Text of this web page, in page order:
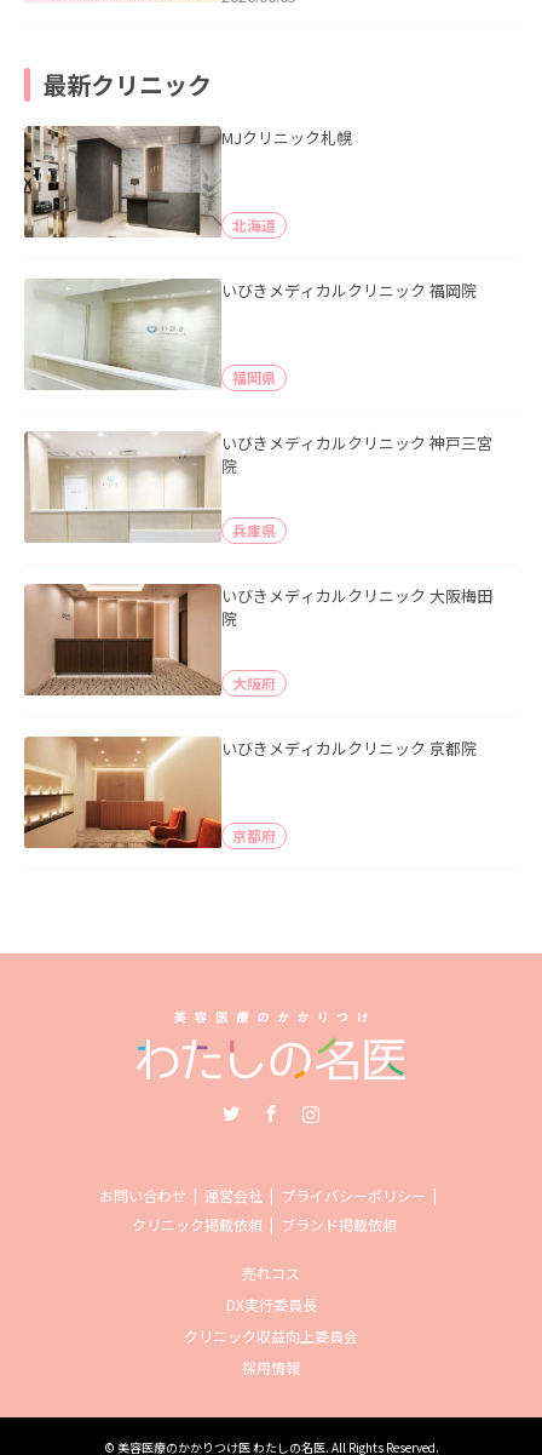
最新クリニック
MJクリニック札幌
北海道
いびきメディカルクリニック 福岡院
福岡県
いびきメディカルクリニック 神戸三宮
院
兵庫県
いびきメディカルクリニック 大阪梅田
院
大阪府
いびきメディカルクリニック 京都院
京都府
お問い合わせ 運営会社
プライバシーポリシー
クリニック掲載依頼
ブランド掲載依頼
売れコス
DX実行委員長
クリニック収益向上委員会
採用情報
© 美容医療のかかりつけ医 わたしの名医. All Rights Reserved.